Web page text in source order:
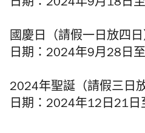
日期：2024年9月18日
國慶日（請假一日放四日
日期：2024年9月28日
2024年聖誕（請假三日
日期：2024年12日21日